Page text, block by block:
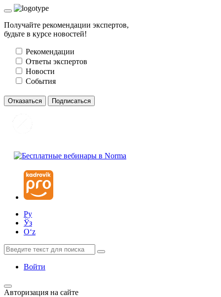
Получайте рекомендации экспертов,
будьте в курсе новостей!
Рекомендации
Ответы экспертов
Новости
События
Отказаться Подписаться
Ру
Ўз
Oʻz
Войти
Авторизация на сайте